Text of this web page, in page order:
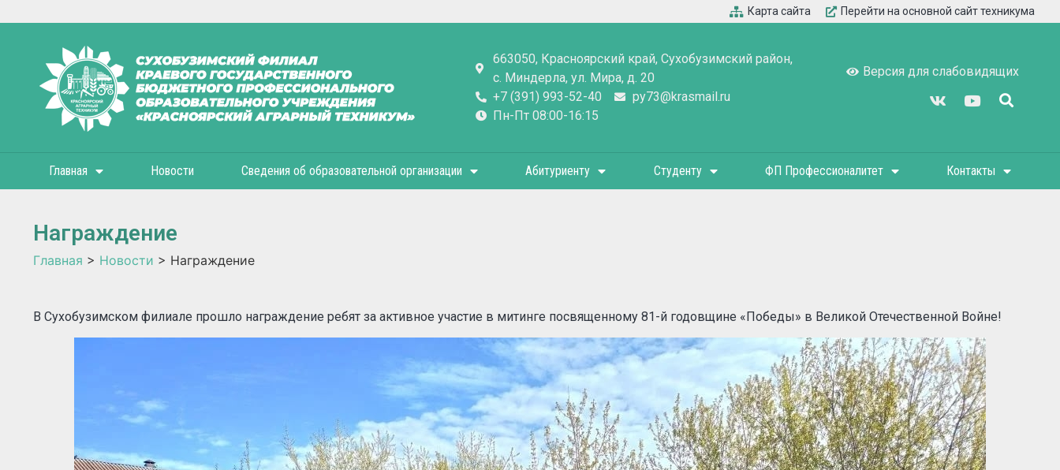
Карта сайта Перейти на основной сайт техникума
663050, Красноярский край, Сухобузимский район,
с. Миндерла, ул. Мира, д. 20
+7 (391) 993-52-40
py73@krasmail.ru
Пн-Пт 08:00-16:15
Версия для слабовидящих
Главная Новости Сведения об образовательной организации Абитуриенту Студенту ФП Профессионалитет Контакты
Награждение
Главная > Новости > Награждение
В Сухобузимском филиале прошло награждение ребят за активное участие в митинге посвященному 81-й годовщине «Победы» в Великой Отечественной Войне!